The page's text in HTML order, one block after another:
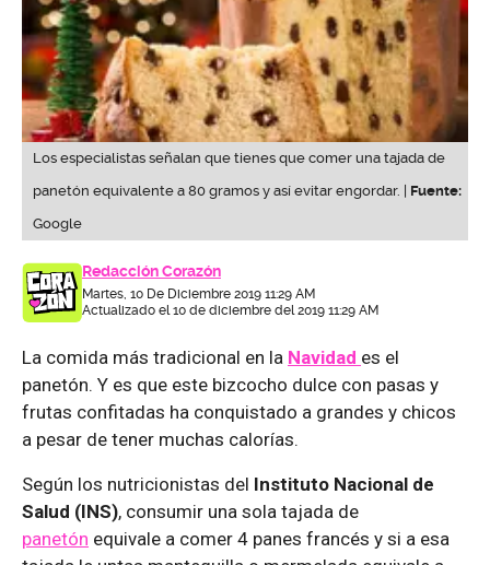
Los especialistas señalan que tienes que comer una tajada de
panetón equivalente a 80 gramos y así evitar engordar. | Fuente:
Google
Redacción Corazón
Martes, 10 De Diciembre 2019 11:29 AM
Actualizado el 10 de diciembre del 2019 11:29 AM
La comida más tradicional en la Navidad es el
panetón. Y es que este bizcocho dulce con pasas y
frutas confitadas ha conquistado a grandes y chicos
a pesar de tener muchas calorías.
Según los nutricionistas del Instituto Nacional de
Salud (INS), consumir una sola tajada de
panetón equivale a comer 4 panes francés y si a esa